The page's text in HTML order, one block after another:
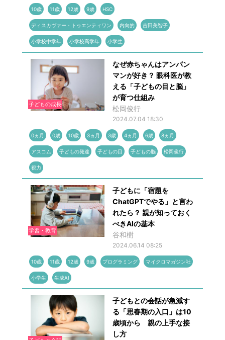
10歳 11歳 12歳 9歳 HSC
ディスカヴァー・トゥエンティワン 内向的 吉田美智子
小学校中学年 小学校高学年 小学生
子どもの成長
なぜ赤ちゃんはアンパン
マンが好き？ 眼科医が教
える「子どもの目と脳」
が育つ仕組み
松岡俊行
2024.07.04 18:30
0ヵ月 0歳 10歳 3ヵ月 3歳 4ヵ月 6歳 8ヵ月
アスコム 子どもの発達 子どもの目 子どもの脳 松岡俊行
視力
学習・教育
子どもに「宿題を
ChatGPTでやる」と言わ
れたら？ 親が知っておく
べきAIの基本
⾕和樹
2024.06.14 08:25
10歳 11歳 12歳 9歳 プログラミング マイクロマガジン社
小学生 生成AI
子どもとの会話が急減す
る「思春期の入口」は10
歳頃から 親の上手な接
し方